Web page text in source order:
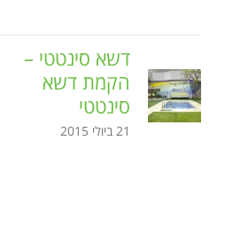
דשא סינטטי –
הקמת דשא
סינטטי
21 ביולי 2015